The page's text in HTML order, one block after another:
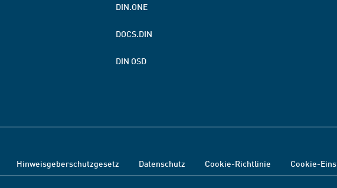
DIN.ONE
DOCS.DIN
DIN OSD
Hinweisgeberschutzgesetz Datenschutz Cookie-Richtlinie Cookie-